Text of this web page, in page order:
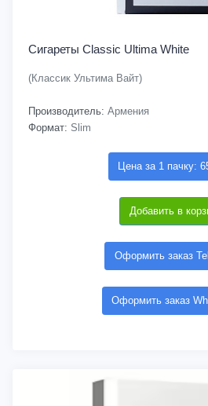
Сигареты Classic Ultima White
(Классик Ультима Вайт)
Производитель: Армения
Формат: Slim
Цена за 1 пачку:
Добавить в
Оформить заказ
Оформить заказ